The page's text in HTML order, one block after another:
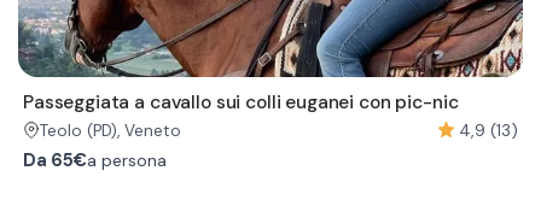
Passeggiata a cavallo sui colli euganei con pic-nic
Teolo (PD), Veneto
4,9 (13)
Da 65€a persona